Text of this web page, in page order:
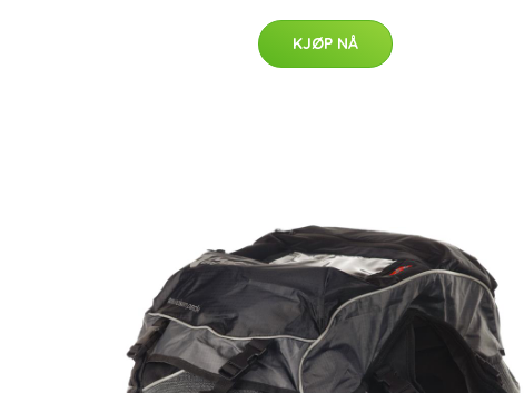
KJØP NÅ